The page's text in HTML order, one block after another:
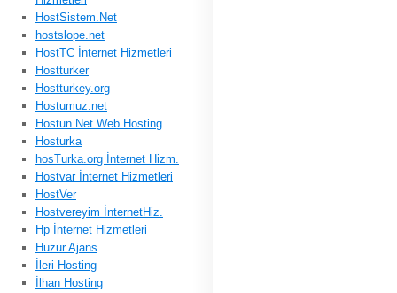
HostSistem.Net
hostslope.net
HostTC İnternet Hizmetleri
Hostturker
Hostturkey.org
Hostumuz.net
Hostun.Net Web Hosting
Hosturka
hosTurka.org İnternet Hizm.
Hostvar İnternet Hizmetleri
HostVer
Hostvereyim İnternetHiz.
Hp İnternet Hizmetleri
Huzur Ajans
İleri Hosting
İlhan Hosting